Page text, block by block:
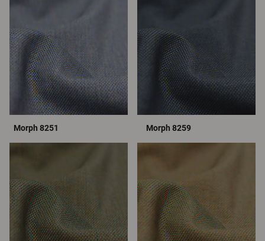
Morph 8251 Morph 8259